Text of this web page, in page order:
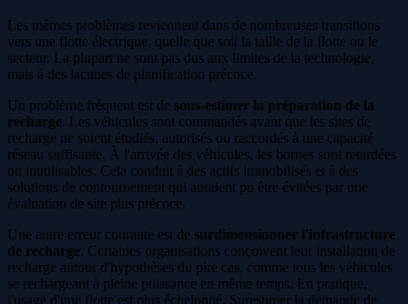
Les mêmes problèmes reviennent dans de nombreuses transitions
vers une flotte électrique, quelle que soit la taille de la flotte ou le
secteur. La plupart ne sont pas dus aux limites de la technologie,
mais à des lacunes de planification précoce.
Un problème fréquent est de sous-estimer la préparation de la
recharge. Les véhicules sont commandés avant que les sites de
recharge ne soient étudiés, autorisés ou raccordés à une capacité
réseau suffisante. À l'arrivée des véhicules, les bornes sont retardées
ou inutilisables. Cela conduit à des actifs immobilisés et à des
solutions de contournement qui auraient pu être évitées par une
évaluation de site plus précoce.
Une autre erreur courante est de surdimensionner l'infrastructure
de recharge. Certaines organisations conçoivent leur installation de
recharge autour d'hypothèses du pire cas, comme tous les véhicules
se rechargeant à pleine puissance en même temps. En pratique,
l'usage d'une flotte est plus échelonné. Surestimer la demande de